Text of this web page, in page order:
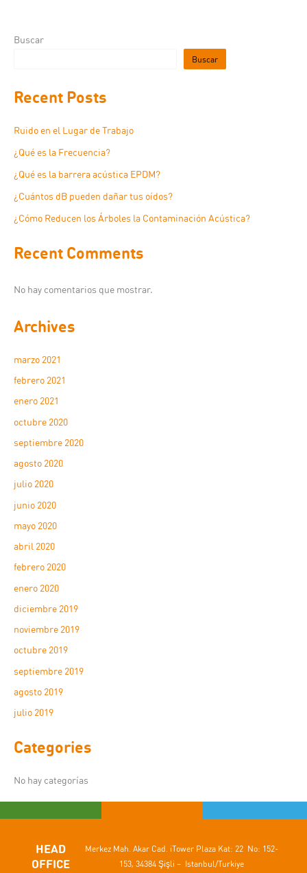
Buscar
Buscar
Recent Posts
Ruido en el Lugar de Trabajo
¿Qué es la Frecuencia?
¿Qué es la barrera acústica EPDM?
¿Cuántos dB pueden dañar tus oídos?
¿Cómo Reducen los Árboles la Contaminación Acústica?
Recent Comments
No hay comentarios que mostrar.
Archives
marzo 2021
febrero 2021
enero 2021
octubre 2020
septiembre 2020
agosto 2020
julio 2020
junio 2020
mayo 2020
abril 2020
febrero 2020
enero 2020
diciembre 2019
noviembre 2019
octubre 2019
septiembre 2019
agosto 2019
julio 2019
Categories
No hay categorías
HEAD
OFFICE
Merkez Mah. Akar Cad. iTower Plaza Kat: 22 No: 152-
153, 34384 Şişli – Istanbul/Turkiye